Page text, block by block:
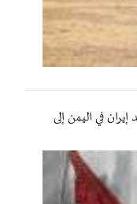
في اليمن إلى